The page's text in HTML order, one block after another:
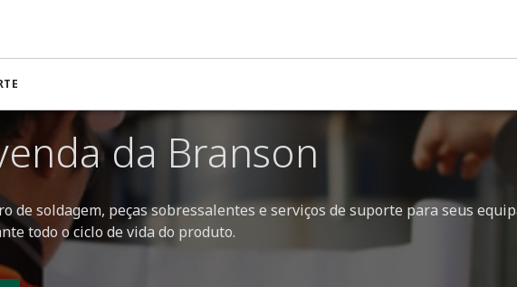
| Manutenção, reparo e peças de reposição para soldagem
da Branson
de soldagem, peças sobressalentes e serviços de suporte para seus
todo o ciclo de vida do produto.